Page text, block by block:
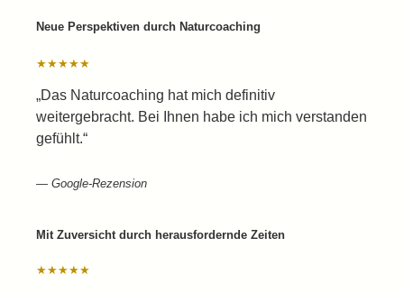
Neue Perspektiven durch Naturcoaching
★★★★★
„Das Naturcoaching hat mich definitiv
weitergebracht. Bei Ihnen habe ich mich verstanden
gefühlt.“
— Google-Rezension
Mit Zuversicht durch herausfordernde Zeiten
★★★★★